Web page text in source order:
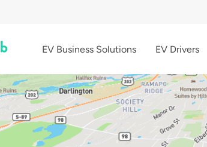
EV Business Solutions EV Drivers